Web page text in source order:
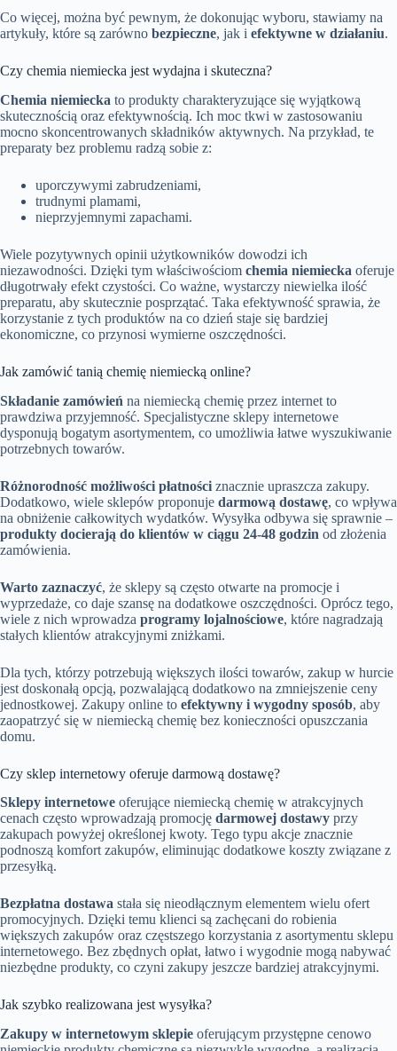
Co więcej, można być pewnym, że dokonując wyboru, stawiamy na
artykuły, które są zarówno bezpieczne, jak i efektywne w działaniu.
Czy chemia niemiecka jest wydajna i skuteczna?
Chemia niemiecka to produkty charakteryzujące się wyjątkową
skutecznością oraz efektywnością. Ich moc tkwi w zastosowaniu
mocno skoncentrowanych składników aktywnych. Na przykład, te
preparaty bez problemu radzą sobie z:
uporczywymi zabrudzeniami,
trudnymi plamami,
nieprzyjemnymi zapachami.
Wiele pozytywnych opinii użytkowników dowodzi ich
niezawodności. Dzięki tym właściwościom chemia niemiecka oferuje
długotrwały efekt czystości. Co ważne, wystarczy niewielka ilość
preparatu, aby skutecznie posprzątać. Taka efektywność sprawia, że
korzystanie z tych produktów na co dzień staje się bardziej
ekonomiczne, co przynosi wymierne oszczędności.
Jak zamówić tanią chemię niemiecką online?
Składanie zamówień na niemiecką chemię przez internet to
prawdziwa przyjemność. Specjalistyczne sklepy internetowe
dysponują bogatym asortymentem, co umożliwia łatwe wyszukiwanie
potrzebnych towarów.
Różnorodność możliwości płatności znacznie upraszcza zakupy.
Dodatkowo, wiele sklepów proponuje darmową dostawę, co wpływa
na obniżenie całkowitych wydatków. Wysyłka odbywa się sprawnie –
produkty docierają do klientów w ciągu 24-48 godzin od złożenia
zamówienia.
Warto zaznaczyć, że sklepy są często otwarte na promocje i
wyprzedaże, co daje szansę na dodatkowe oszczędności. Oprócz tego,
wiele z nich wprowadza programy lojalnościowe, które nagradzają
stałych klientów atrakcyjnymi zniżkami.
Dla tych, którzy potrzebują większych ilości towarów, zakup w hurcie
jest doskonałą opcją, pozwalającą dodatkowo na zmniejszenie ceny
jednostkowej. Zakupy online to efektywny i wygodny sposób, aby
zaopatrzyć się w niemiecką chemię bez konieczności opuszczania
domu.
Czy sklep internetowy oferuje darmową dostawę?
Sklepy internetowe oferujące niemiecką chemię w atrakcyjnych
cenach często wprowadzają promocję darmowej dostawy przy
zakupach powyżej określonej kwoty. Tego typu akcje znacznie
podnoszą komfort zakupów, eliminując dodatkowe koszty związane z
przesyłką.
Bezpłatna dostawa stała się nieodłącznym elementem wielu ofert
promocyjnych. Dzięki temu klienci są zachęcani do robienia
większych zakupów oraz częstszego korzystania z asortymentu sklepu
internetowego. Bez zbędnych opłat, łatwo i wygodnie mogą nabywać
niezbędne produkty, co czyni zakupy jeszcze bardziej atrakcyjnymi.
Jak szybko realizowana jest wysyłka?
Zakupy w internetowym sklepie oferującym przystępne cenowo